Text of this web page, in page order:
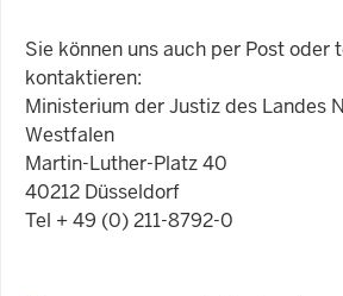
Sie können uns auch per Post oder
kontaktieren:
Ministerium der Justiz des Landes
Westfalen
Martin-Luther-Platz 40
40212 Düsseldorf
Tel + 49 (0) 211-8792-0